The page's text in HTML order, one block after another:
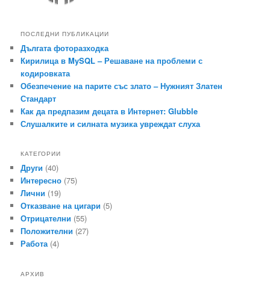
ПОСЛЕДНИ ПУБЛИКАЦИИ
Дългата фоторазходка
Кирилица в MySQL – Решаване на проблеми с
кодировката
Обезпечение на парите със злато – Нужният Златен
Стандарт
Как да предпазим децата в Интернет: Glubble
Слушалките и силната музика увреждат слуха
КАТЕГОРИИ
Други (40)
Интересно (75)
Лични (19)
Отказване на цигари (5)
Отрицателни (55)
Положителни (27)
Работа(4)
АРХИВ